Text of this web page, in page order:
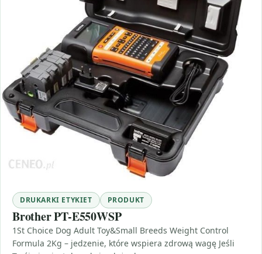
DRUKARKI ETYKIET PRODUKT
Brother PT-E550WSP
1St Choice Dog Adult Toy&Small Breeds Weight Control
Formula 2Kg – jedzenie, które wspiera zdrową wagę Jeśli